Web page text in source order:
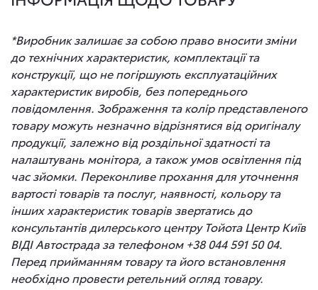
*Виробник залишає за собою право вносити зміни
до технічних характеристик, комплектації та
конструкції, що не погіршують експлуатаційних
характеристик виробів, без попереднього
повідомлення. Зображення та колір представленого
товару можуть незначно відрізнятися від оригіналу
продукції, залежно від роздільної здатності та
налаштувань монітора, а також умов освітлення під
час зйомки. Переконливе прохання для уточнення
вартості товарів та послуг, наявності, кольору та
інших характеристик товарів звертатись до
консультантів дилерського центру Тойота Центр Київ
ВІДІ Автострада за телефоном +38 044 591 50 04.
Перед прийманням товару та його встановлення
необхідно провести ретельний огляд товару.